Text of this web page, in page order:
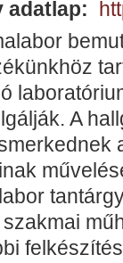
adatlap:
A
szakmai